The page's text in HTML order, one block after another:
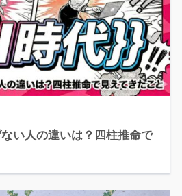
い人の違いは？四柱推命で